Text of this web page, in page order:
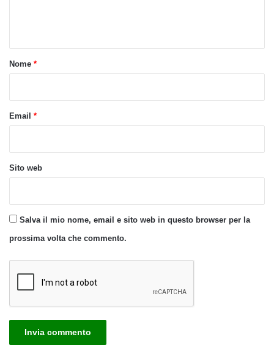
oNome *
Email *
Sito web
Salva il mio nome, email e sito web in questo browser per la
prossima volta che commento.